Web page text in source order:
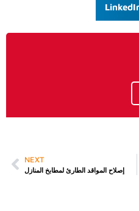
NEXT
إصلاح المواقد الطارئ لمطابخ المنازل